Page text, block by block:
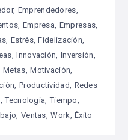
Emprendedores
Empresa Empresas
Estrés Fidelización
Innovación Inversión
Metas Motivación
Productividad Redes
Tecnología Tiempo
Ventas Work Éxito